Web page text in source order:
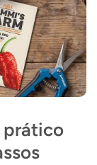
prático